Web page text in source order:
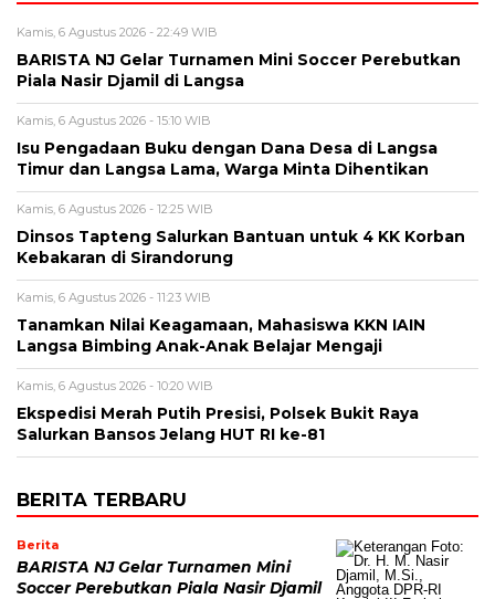
Kamis, 6 Agustus 2026 - 22:49 WIB
BARISTA NJ Gelar Turnamen Mini Soccer Perebutkan
Piala Nasir Djamil di Langsa
Kamis, 6 Agustus 2026 - 15:10 WIB
Isu Pengadaan Buku dengan Dana Desa di Langsa
Timur dan Langsa Lama, Warga Minta Dihentikan
Kamis, 6 Agustus 2026 - 12:25 WIB
Dinsos Tapteng Salurkan Bantuan untuk 4 KK Korban
Kebakaran di Sirandorung
Kamis, 6 Agustus 2026 - 11:23 WIB
Tanamkan Nilai Keagamaan, Mahasiswa KKN IAIN
Langsa Bimbing Anak-Anak Belajar Mengaji
Kamis, 6 Agustus 2026 - 10:20 WIB
Ekspedisi Merah Putih Presisi, Polsek Bukit Raya
Salurkan Bansos Jelang HUT RI ke-81
BERITA TERBARU
Berita
BARISTA NJ Gelar Turnamen Mini
Soccer Perebutkan Piala Nasir Djamil